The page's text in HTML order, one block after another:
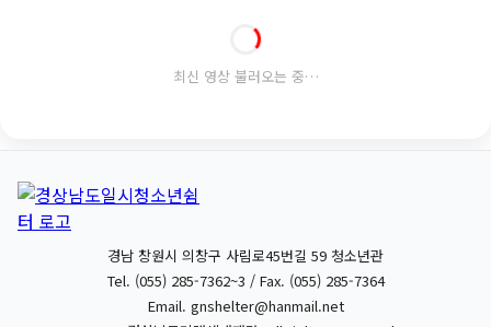
최신 영상 불러오는 중…
경남 창원시 의창구 사림로45번길 59 청소년관
Tel. (055) 285-7362~3 / Fax. (055) 285-7364
Email. gnshelter@hanmail.net